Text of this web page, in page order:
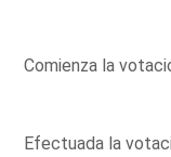
Comienza la
Efectuada la